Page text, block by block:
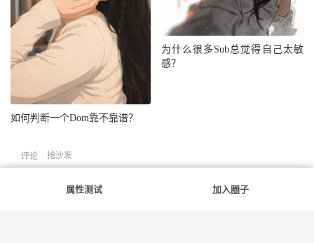
如何判断一个Dom靠不靠谱？
为什么很多Sub总觉得自己太敏
感？
评论 抢沙发
属性测试 加入圈子